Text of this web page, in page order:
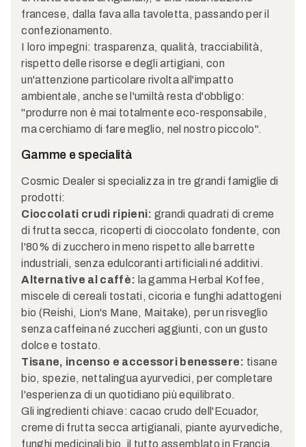
francese, dalla fava alla tavoletta, passando per il
confezionamento.
I loro impegni: trasparenza, qualità, tracciabilità,
rispetto delle risorse e degli artigiani, con
un'attenzione particolare rivolta all'impatto
ambientale, anche se l'umiltà resta d'obbligo:
"produrre non è mai totalmente eco-responsabile,
ma cerchiamo di fare meglio, nel nostro piccolo".
Gamme e specialità
Cosmic Dealer si specializza in tre grandi famiglie di
prodotti:
Cioccolati crudi ripieni: grandi quadrati di creme
di frutta secca, ricoperti di cioccolato fondente, con
l'80% di zucchero in meno rispetto alle barrette
industriali, senza edulcoranti artificiali né additivi.
Alternative al caffè: la gamma Herbal Koffee,
miscele di cereali tostati, cicoria e funghi adattogeni
bio (Reishi, Lion's Mane, Maitake), per un risveglio
senza caffeina né zuccheri aggiunti, con un gusto
dolce e tostato.
Tisane, incenso e accessori benessere: tisane
bio, spezie, nettalingua ayurvedici, per completare
l'esperienza di un quotidiano più equilibrato.
Gli ingredienti chiave: cacao crudo dell'Ecuador,
creme di frutta secca artigianali, piante ayurvediche,
funghi medicinali bio, il tutto assemblato in Francia,